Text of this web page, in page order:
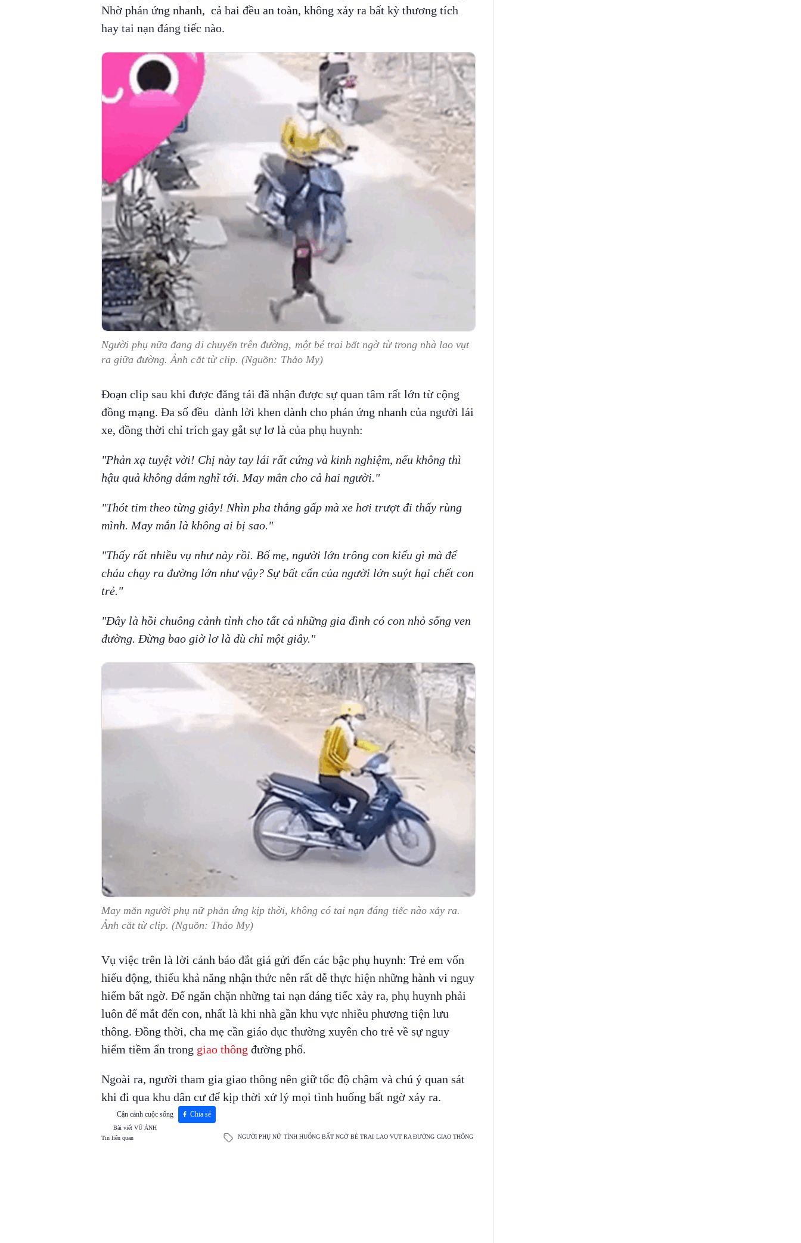
Nhờ phản ứng nhanh, cả hai đều an toàn, không xảy ra bất kỳ thương tích
hay tai nạn đáng tiếc nào.
Người phụ nữa đang di chuyển trên đường, một bé trai bất ngờ từ trong nhà lao vụt
ra giữa đường. Ảnh cắt từ clip. (Nguồn: Thảo My)
Đoạn clip sau khi được đăng tải đã nhận được sự quan tâm rất lớn từ cộng
đồng mạng. Đa số đều dành lời khen dành cho phản ứng nhanh của người lái
xe, đồng thời chỉ trích gay gắt sự lơ là của phụ huynh:
"Phản xạ tuyệt vời! Chị này tay lái rất cứng và kinh nghiệm, nếu không thì
hậu quả không dám nghĩ tới. May mắn cho cả hai người."
"Thót tim theo từng giây! Nhìn pha thắng gấp mà xe hơi trượt đi thấy rùng
mình. May mắn là không ai bị sao."
"Thấy rất nhiều vụ như này rồi. Bố mẹ, người lớn trông con kiểu gì mà để
cháu chạy ra đường lớn như vậy? Sự bất cẩn của người lớn suýt hại chết con
trẻ."
"Đây là hồi chuông cảnh tỉnh cho tất cả những gia đình có con nhỏ sống ven
đường. Đừng bao giờ lơ là dù chỉ một giây."
May mắn người phụ nữ phản ứng kịp thời, không có tai nạn đáng tiếc nào xảy ra.
Ảnh cắt từ clip. (Nguồn: Thảo My)
Vụ việc trên là lời cảnh báo đắt giá gửi đến các bậc phụ huynh: Trẻ em vốn
hiếu động, thiếu khả năng nhận thức nên rất dễ thực hiện những hành vi nguy
hiểm bất ngờ. Để ngăn chặn những tai nạn đáng tiếc xảy ra, phụ huynh phải
luôn để mắt đến con, nhất là khi nhà gần khu vực nhiều phương tiện lưu
thông. Đồng thời, cha mẹ cần giáo dục thường xuyên cho trẻ về sự nguy
hiểm tiềm ẩn trong giao thông đường phố.
Ngoài ra, người tham gia giao thông nên giữ tốc độ chậm và chú ý quan sát
khi đi qua khu dân cư để kịp thời xử lý mọi tình huống bất ngờ xảy ra.
Cận cảnh cuộc sống Chia sẻ
Bài viết VŨ ÁNH
Tin liên quan
NGƯỜI PHỤ NỮ TÌNH HUỐNG BẤT NGỜ BÉ TRAI LAO VỤT RA ĐƯỜNG GIAO THÔNG